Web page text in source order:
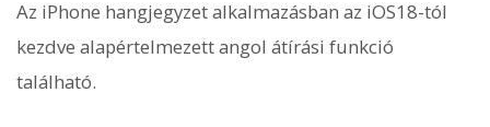
Az iPhone hangjegyzet alkalmazásban az iOS18-tól
kezdve alapértelmezett angol átírási funkció
található.